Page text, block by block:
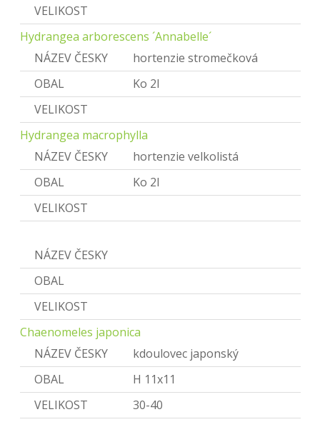
VELIKOST
Hydrangea arborescens ´Annabelle´
NÁZEV ČESKY
hortenzie stromečková
OBAL
Ko 2l
VELIKOST
Hydrangea macrophylla
NÁZEV ČESKY
hortenzie velkolistá
OBAL
Ko 2l
VELIKOST
NÁZEV ČESKY
OBAL
VELIKOST
Chaenomeles japonica
NÁZEV ČESKY
kdoulovec japonský
OBAL
H 11x11
VELIKOST
30-40